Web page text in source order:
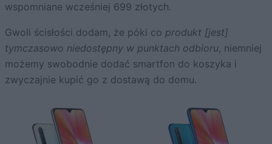
wspomniane wcześniej 699 złotych.
Gwoli ścisłości dodam, że póki co produkt [jest]
tymczasowo niedostępny w punktach odbioru, niemniej
możemy swobodnie dodać smartfon do koszyka i
zwyczajnie kupić go z dostawą do domu.